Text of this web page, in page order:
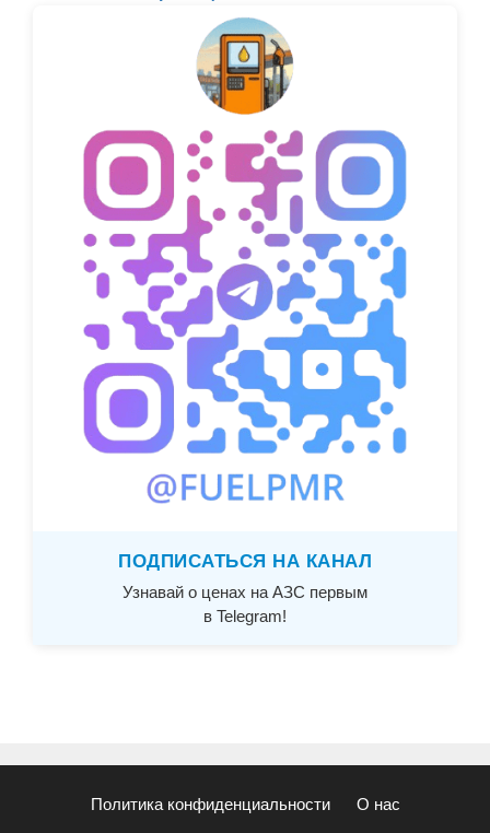
ПОДПИСАТЬСЯ НА КАНАЛ
Узнавай о ценах на АЗС первым
в Telegram!
Политика конфиденциальности О нас